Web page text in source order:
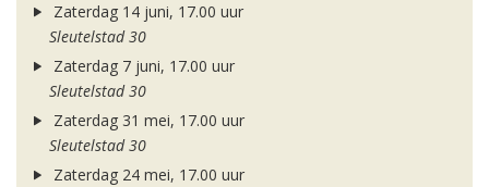
Zaterdag 14 juni, 17.00 uur
Sleutelstad 30
Zaterdag 7 juni, 17.00 uur
Sleutelstad 30
Zaterdag 31 mei, 17.00 uur
Sleutelstad 30
Zaterdag 24 mei, 17.00 uur